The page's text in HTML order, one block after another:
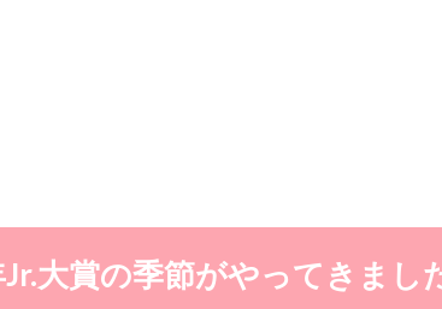
大賞の季節がやってきまし